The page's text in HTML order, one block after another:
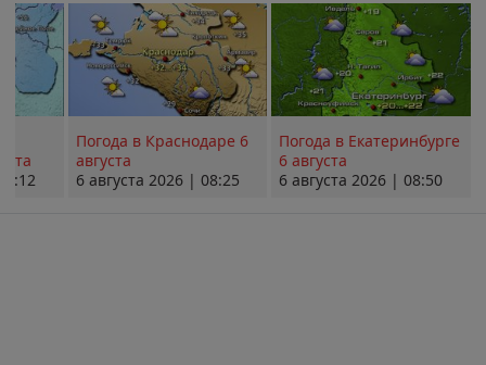
Погода в Краснодаре 6
августа
6 августа 2026 | 08:25
Погода в Екатеринбурге
6 августа
6 августа 2026 | 08:50